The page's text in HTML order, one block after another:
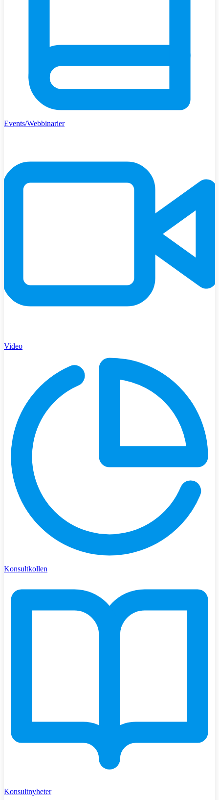
Events/Webbinarier
Video
Konsultkollen
Konsultnyheter